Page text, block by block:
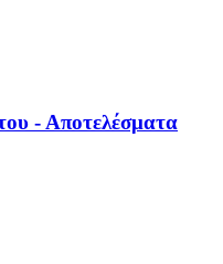
- Αποτελέσματα